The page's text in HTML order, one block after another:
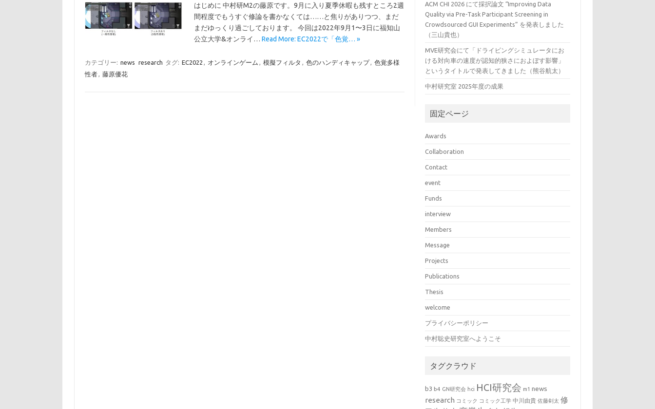
はじめに 中村研M2の藤原です。9月に入り夏季休暇も残すところ2週
間程度でもうすぐ修論を書かなくては……と焦りがありつつ、まだ
まだゆっくり過ごしております。 今回は2022年9月1〜3日に福知山
公立大学&オンライ… Read More: EC2022で「色覚… »
カテゴリー: news research タグ: EC2022 , オンラインゲーム , 模擬フィルタ , 色のハンディキャップ, 色覚多様
性者, 藤原優花
ACM CHI 2026 にて採択論文 “Improving Data
Quality via Pre-Task Participant Screening in
Crowdsourced GUI Experiments” を発表しました
（三山貴也）
MVE研究会にて「ドライビングシミュレータにお
ける対向車の速度が認知的狭さにおよぼす影響」
というタイトルで発表してきました（熊谷航太）
中村研究室 2025年度の成果
固定ページ
Awards
Collaboration
Contact
event
Funds
interview
Members
Message
Projects
Publications
Thesis
welcome
プライバシーポリシー
中村聡史研究室へようこそ
タグクラウド
b3 b4 GN研究会 hci HCI研究会 m1 news
research コミック コミック工学 中川由貴 佐藤剣太 修